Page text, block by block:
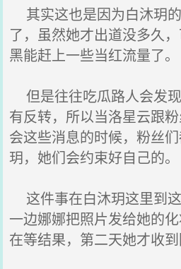
其实这也是因为白沐玥
了，虽然她才出道没多久
黑能赶上一些当红流量了。
但是往往吃瓜路人会发
有反转，所以当洛星云跟
会这些消息的时候，粉丝
玥，她们会约束好自己的。
这件事在白沐玥这里到
一边娜娜把照片发给她的
在等结果，第二天她才收到